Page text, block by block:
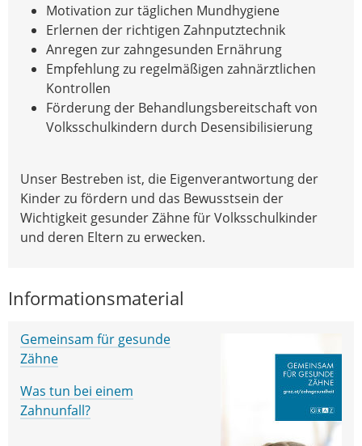
Motivation zur täglichen Mundhygiene
Erlernen der richtigen Zahnputztechnik
Anregen zur zahngesunden Ernährung
Empfehlung zu regelmäßigen zahnärztlichen
Kontrollen
Förderung der Behandlungsbereitschaft von
Volksschulkindern durch Desensibilisierung
Unser Bestreben ist, die Eigenverantwortung der
Kinder zu fördern und das Bewusstsein der
Wichtigkeit gesunder Zähne für Volksschulkinder
und deren Eltern zu erwecken.
Informationsmaterial
Gemeinsam für gesunde
Zähne
Was tun bei einem
Zahnunfall?